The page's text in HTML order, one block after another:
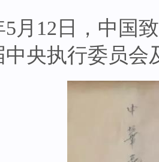
5月12日，中国
中央执行委员会